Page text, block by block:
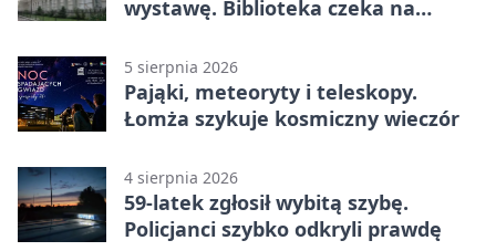
wystawę. Biblioteka czeka na
5 sierpnia 2026
Pająki, meteoryty i teleskopy.
Łomża szykuje kosmiczny wieczór
4 sierpnia 2026
59-latek zgłosił wybitą szybę.
Policjanci szybko odkryli prawdę